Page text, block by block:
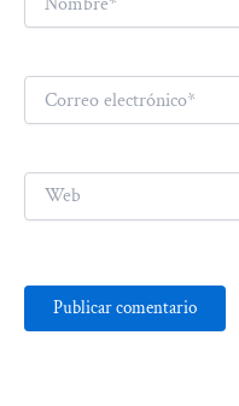
Correo
electrónico*
Web